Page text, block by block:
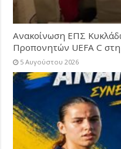
Ανακοίνωση ΕΠΣ
Προπονητών UEFA C
5 Αυγούστου 2026